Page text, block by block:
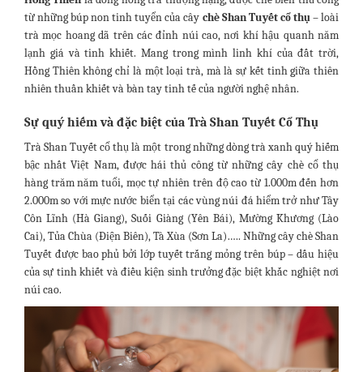
từ những búp non tinh tuyển của cây chè Shan Tuyết cổ thụ– loài
trà mọc hoang dã trên các đỉnh núi cao, nơi khí hậu quanh năm
lạnh giá và tinh khiết. Mang trong mình linh khí của đất trời,
Hồng Thiên không chỉ là một loại trà, mà là sự kết tinh giữa thiên
nhiên thuần khiết và bàn tay tinh tế của người nghệ nhân.
Sự quý hiếm và đặc biệt của Trà Shan Tuyết Cổ Thụ
Trà Shan Tuyết cổ thụ là một trong những dòng trà xanh quý hiếm
bậc nhất Việt Nam, được hái thủ công từ những cây chè cổ thụ
hàng trăm năm tuổi, mọc tự nhiên trên độ cao từ 1.000m đến hơn
2.000m so với mực nước biển tại các vùng núi đá hiểm trở như Tây
Côn Lĩnh (Hà Giang), Suối Giàng (Yên Bái), Mường Khương (Lào
Cai), Tủa Chùa (Điện Biên), Tà Xùa (Sơn La)….. Những cây chè Shan
Tuyết được bao phủ bởi lớp tuyết trắng mỏng trên búp – dấu hiệu
của sự tinh khiết và điều kiện sinh trưởng đặc biệt khắc nghiệt nơi
núi cao.